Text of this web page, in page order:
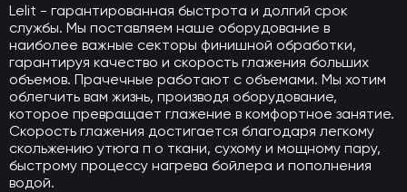
Lelit - гарантированная быстрота и долгий срок
службы. Мы поставляем наше оборудование в
наиболее важные секторы финишной обработки,
гарантируя качество и скорость глажения больших
объемов. Прачечные работают с объемами. Мы хотим
облегчить вам жизнь, производя оборудование,
которое превращает глажение в комфортное занятие.
Скорость глажения достигается благодаря легкому
скольжению утюга п о ткани, сухому и мощному пару,
быстрому процессу нагрева бойлера и пополнения
водой.